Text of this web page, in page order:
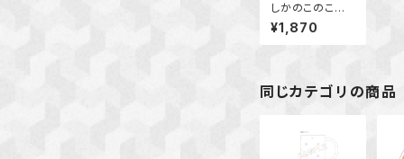
しかのこのこの
ここしたんたん
アクリルスマホ
スタンド 馬車
¥1,870
同じカテゴリの商品